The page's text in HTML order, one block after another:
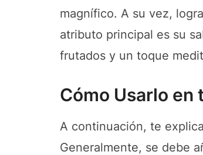
magnífico. A su vez,
atributo principal es su
frutados y un toque
Cómo Usarlo en
A continuación, te
Generalmente, se debe